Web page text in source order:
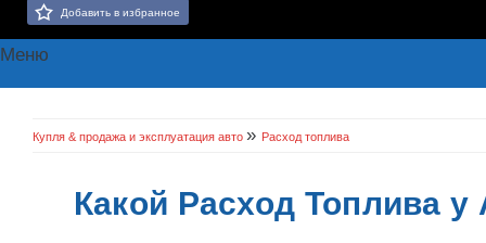
Добавить в избранное
Меню
Купля & продажа и эксплуатация авто » Расход топлива
Какой Расход Топлива